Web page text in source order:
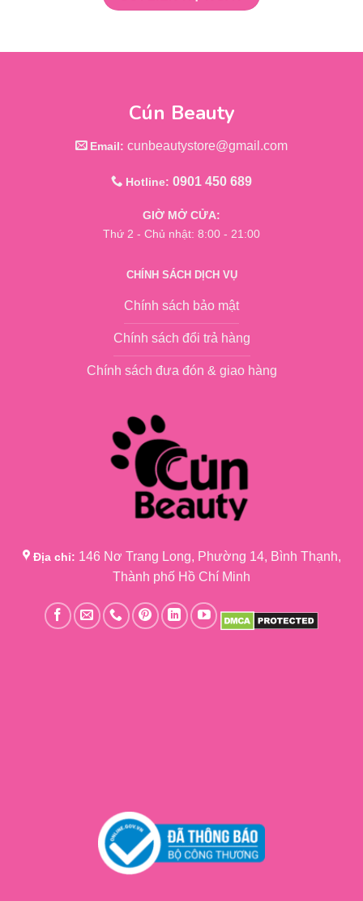
Cún Beauty
Email: cunbeautystore@gmail.com
Hotline: 0901 450 689
GIỜ MỞ CỬA:
Thứ 2 - Chủ nhật: 8:00 - 21:00
CHÍNH SÁCH DỊCH VỤ
Chính sách bảo mật
Chính sách đổi trả hàng
Chính sách đưa đón & giao hàng
Địa chỉ: 146 Nơ Trang Long, Phường 14, Bình Thạnh,
Thành phố Hồ Chí Minh